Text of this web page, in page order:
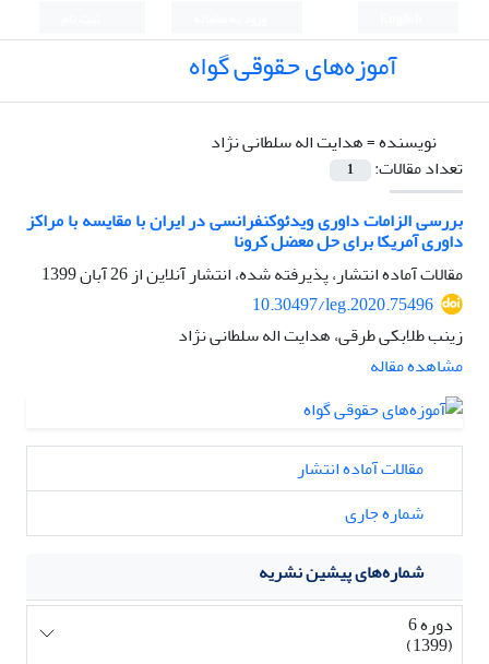
آموزه‌های حقوقی گواه
نویسنده =هدایت اله سلطانی نژاد
تعداد مقالات:
1
بررسی الزامات داوری ویدئوکنفرانسی در ایران با مقایسه با مراکز
داوری آمریکا برای حل معضل کرونا
مقالات آماده انتشار، پذیرفته شده، انتشار آنلاین از26 آبان 1399
10.30497/leg.2020.75496
زینب طلابکی طرقی، هدایت اله سلطانی نژاد
مشاهده مقاله
مقالات آماده انتشار
شماره جاری
شماره‌های پیشین نشریه
دوره 6
(1399)